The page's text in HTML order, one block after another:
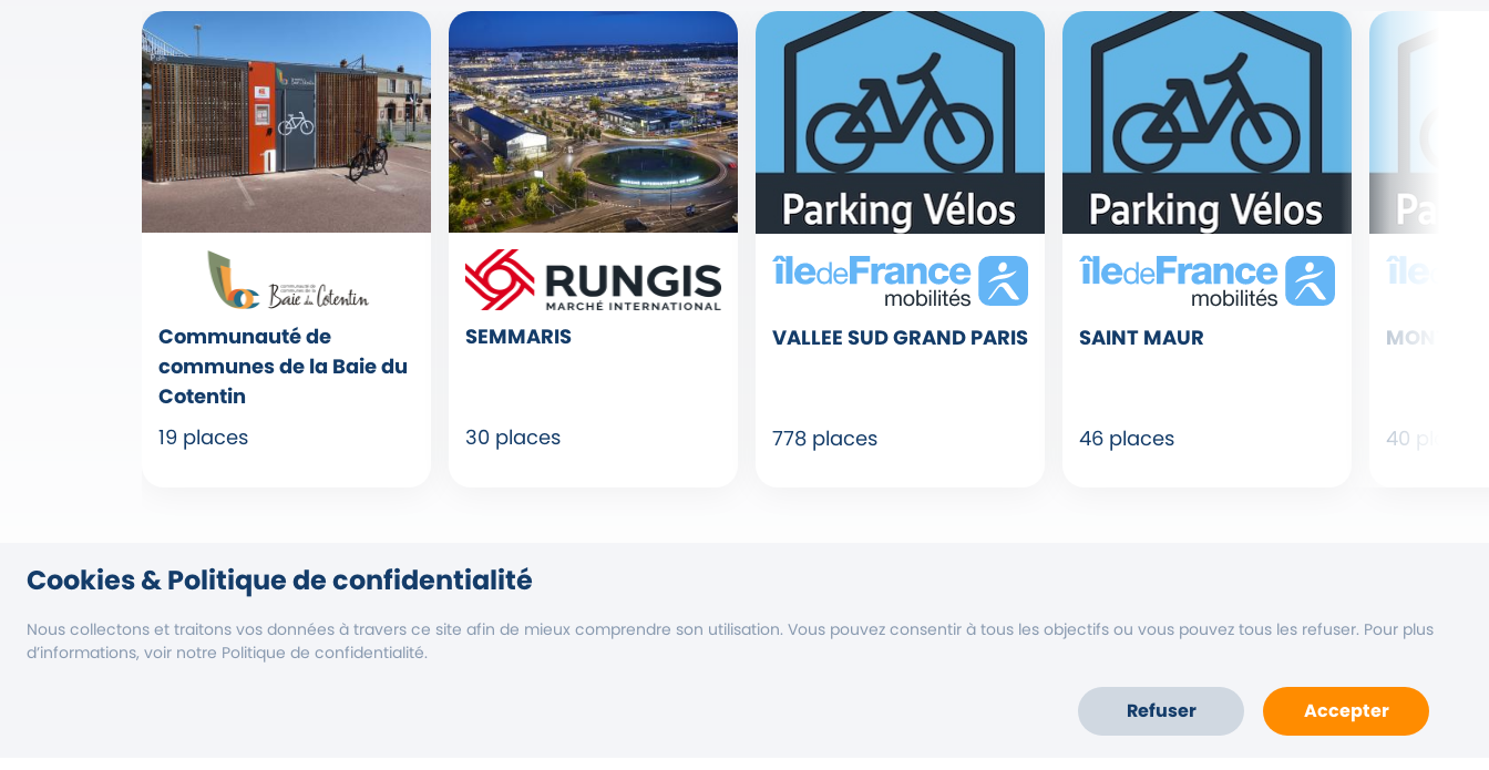
Communauté de
communes de la Baie du
Cotentin
19 places
SEMMARIS
30 places
VALLEE SUD GRAND PARIS
778 places
SAINT MAUR
46 places 40 places
Cookies & Politique de confidentialité
Nous collectons et traitons vos données à travers ce site afin de mieux comprendre son utilisation. Vous pouvez consentir à tous les objectifs ou vous pouvez tous les refuser. Pour plus
d’informations, voir notre Politique de confidentialité.
Refuser Accepter
CGAU & politique de confidentialité de Diwio